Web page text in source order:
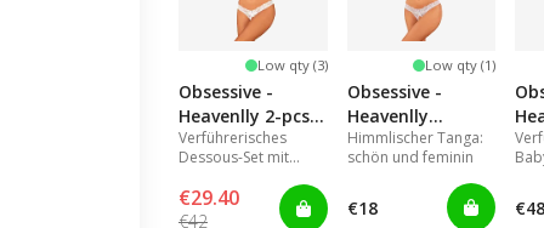
Low qty (3)
Obsessive -
Heavenlly 2-pcs
cupless set XS/S
Verführerisches
Dessous-Set mit
Tanga.
€29.40
€42
Low qty (1)
Obsessive -
Heavenlly
crotchless thong
XL/2XL
Himmlischer Tanga:
schön und feminin
€18